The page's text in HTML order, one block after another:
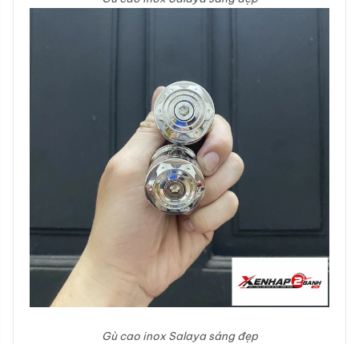
Gù cao inox Salaya sáng đẹp